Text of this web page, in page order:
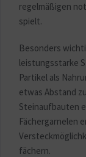
regelmäßigen
spielt.
Besonders
leistungsstarke
Partikel als
etwas Abstand
Steinaufbauten
Fächergarnelen
fächern.